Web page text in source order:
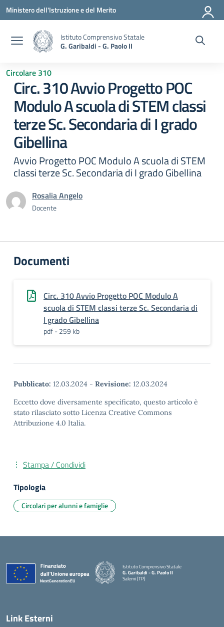
Vai ai contenuti
Vai al menu di navigazione
Vai al footer
Ministero dell'Istruzione e del Merito
Istituto Comprensivo Statale
G. Garibaldi - G. Paolo II
Circolare 310
Circ. 310 Avvio Progetto POC
Modulo A scuola di STEM classi
terze Sc. Secondaria di I grado
Gibellina
Avvio Progetto POC Modulo A scuola di STEM
classi terze Sc. Secondaria di I grado Gibellina
Rosalia Angelo
Docente
Documenti
Circ. 310 Avvio Progetto POC Modulo A
scuola di STEM classi terze Sc. Secondaria di
I grado Gibellina
pdf - 259 kb
Pubblicato: 12.03.2024 - Revisione: 12.03.2024
Eccetto dove diversamente specificato, questo articolo è
stato rilasciato sotto Licenza Creative Commons
Attribuzione 4.0 Italia.
Stampa / Condividi
Tipologia
Circolari per alunni e famiglie
Istituto Comprensivo Statale
G. Garibaldi - G. Paolo II
Salemi (TP)
Link Esterni